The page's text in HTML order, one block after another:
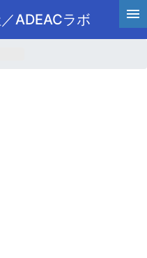
ADEACラボ